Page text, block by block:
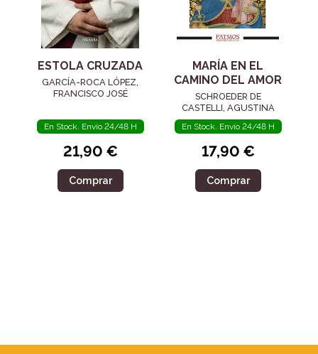
ESTOLA CRUZADA
GARCÍA-ROCA LÓPEZ,
FRANCISCO JOSÉ
En Stock. Envío 24/48 H
21,90 €
Comprar
MARÍA EN EL
CAMINO DEL AMOR
SCHROEDER DE
CASTELLI, AGUSTINA
En Stock. Envío 24/48 H
17,90 €
Comprar